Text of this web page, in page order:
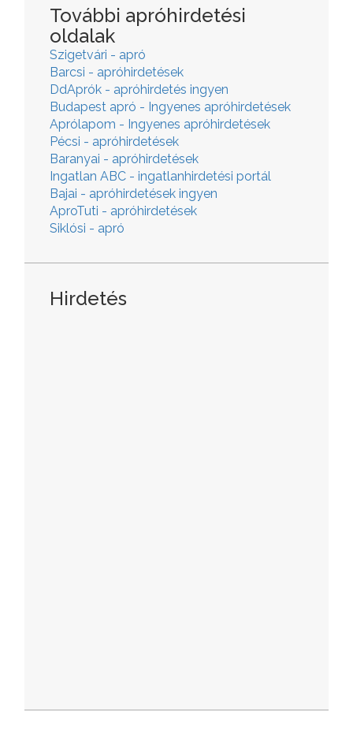
További apróhirdetési
oldalak
Szigetvári - apró
Barcsi - apróhirdetések
DdAprók - apróhirdetés ingyen
Budapest apró - Ingyenes apróhirdetések
Aprólapom - Ingyenes apróhirdetések
Pécsi - apróhirdetések
Baranyai - apróhirdetések
Ingatlan ABC - ingatlanhirdetési portál
Bajai - apróhirdetések ingyen
AproTuti - apróhirdetések
Siklósi - apró
Hirdetés